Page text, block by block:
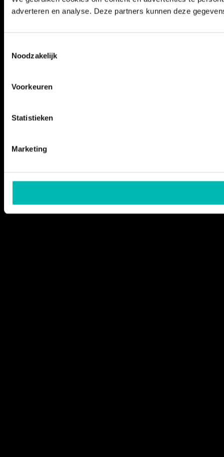
adverteren en analyse. Deze partners kunnen deze
Noodzakelijk
Voorkeuren
Statistieken
Marketing